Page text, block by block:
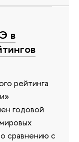
в
рейтинга
годовой
сравнению с